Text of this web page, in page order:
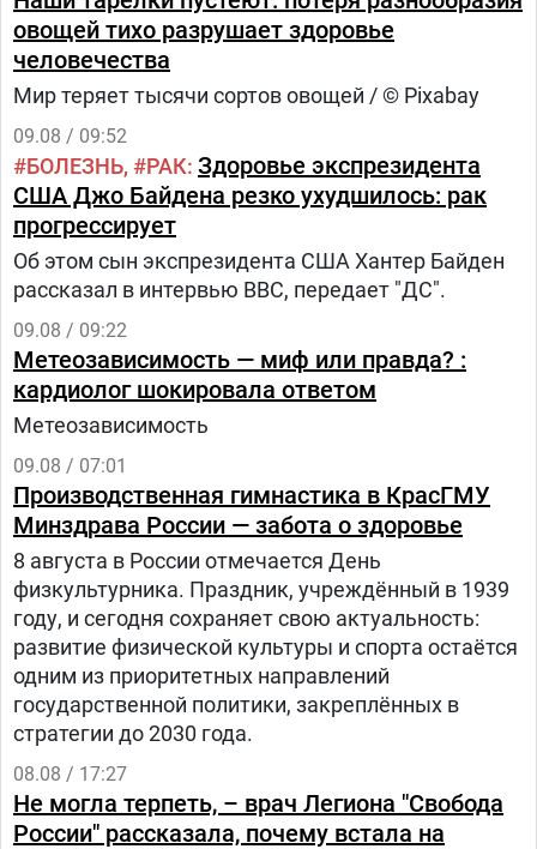
овощей тихо разрушает здоровье
человечества
Мир теряет тысячи сортов овощей / © Pixabay
09.08 / 09:52
БОЛЕЗНЬ РАК Здоровье экспрезидента
США Джо Байдена резко ухудшилось: рак
прогрессирует
Об этом сын экспрезидента США Хантер Байден
рассказал в интервью BBC, передает "ДС".
09.08 / 09:22
Метеозависимость — миф или правда? :
кардиолог шокировала ответом
Метеозависимость
09.08 / 07:01
Производственная гимнастика в КрасГМУ
Минздрава России — забота о здоровье
8 августа в России отмечается День
физкультурника. Праздник, учреждённый в 1939
году, и сегодня сохраняет свою актуальность:
развитие физической культуры и спорта остаётся
одним из приоритетных направлений
государственной политики, закреплённых в
стратегии до 2030 года.
08.08 / 17:27
Не могла терпеть, – врач Легиона "Свобода
России" рассказала, почему встала на